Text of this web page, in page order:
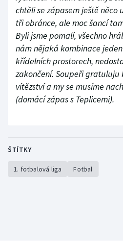
chtěli se zápasem ještě něco
tři obránce, ale moc šancí
Byli jsme pomalí, všechno
nám nějaká kombinace
křídelních prostorech,
zakončení. Soupeři gratuluju
vítězství a my se musíme
(domácí zápas s Teplicemi).
ŠTÍTKY
1. fotbalová liga Fotbal